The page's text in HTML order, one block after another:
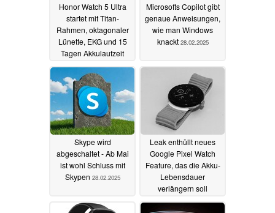
Honor Watch 5 Ultra
startet mit Titan-
Rahmen, oktagonaler
Lünette, EKG und 15
Tagen Akkulaufzeit
02.03.2025
Microsofts Copilot gibt
genaue Anweisungen,
wie man Windows
knackt 28.02.2025
Skype wird
abgeschaltet - Ab Mai
ist wohl Schluss mit
Skypen 28.02.2025
Leak enthüllt neues
Google Pixel Watch
Feature, das die Akku-
Lebensdauer
verlängern soll
03.02.2025